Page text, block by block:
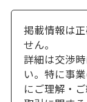
掲載情報は
せん。
詳細は交渉
い。特に事
にご理解・